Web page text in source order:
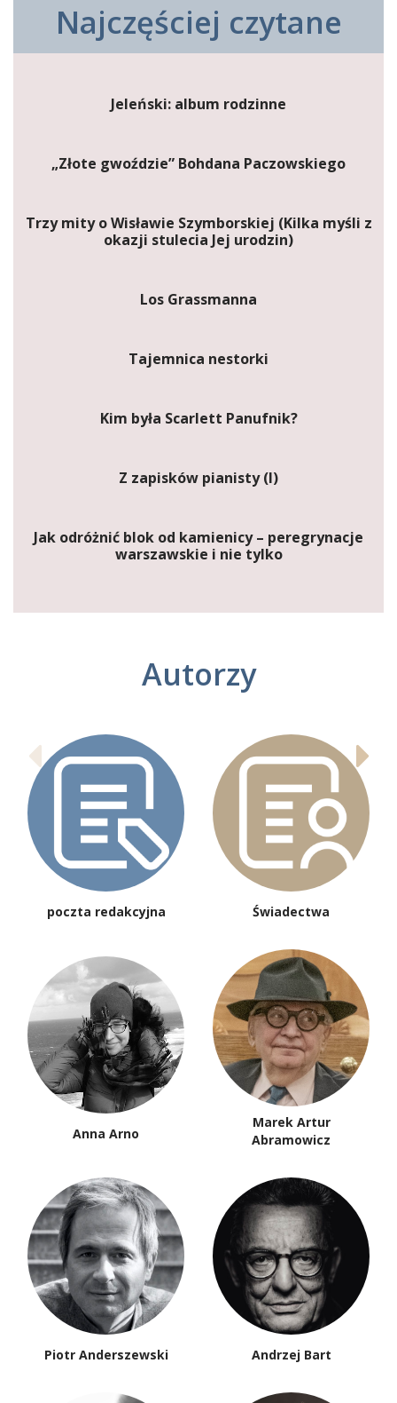
Najczęściej czytane
Jeleński: album rodzinne
„Złote gwoździe” Bohdana Paczowskiego
Trzy mity o Wisławie Szymborskiej (Kilka myśli z
okazji stulecia Jej urodzin)
Los Grassmanna
Tajemnica nestorki
Kim była Scarlett Panufnik?
Z zapisków pianisty (I)
Jak odróżnić blok od kamienicy – peregrynacje
warszawskie i nie tylko
Autorzy
poczta redakcyjna Świadectwa
Anna Arno
Marek Artur
Abramowicz
Piotr Anderszewski Andrzej Bart